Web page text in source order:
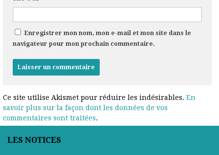
Enregistrer mon nom, mon e-mail et mon site dans le
navigateur pour mon prochain commentaire.
Ce site utilise Akismet pour réduire les indésirables.En
savoir plus sur la façon dont les données de vos
commentaires sont traitées.
LES NOTICES